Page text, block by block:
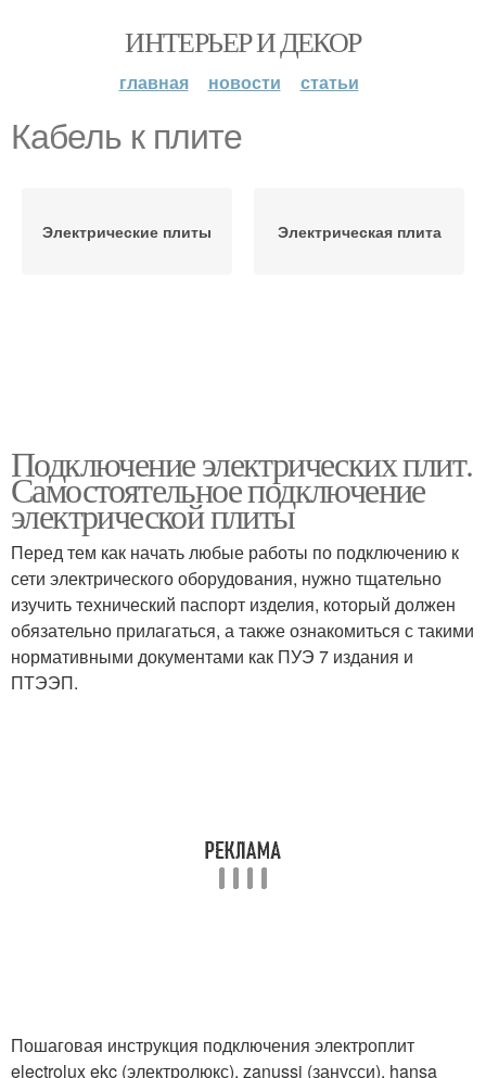
ИНТЕРЬЕР И ДЕКОР
главная новости статьи
Кабель к плите
Электрические плиты Электрическая плита
Подключение электрических плит.
Самостоятельное подключение
электрической плиты
Перед тем как начать любые работы по подключению к
сети электрического оборудования, нужно тщательно
изучить технический паспорт изделия, который должен
обязательно прилагаться, а также ознакомиться с такими
нормативными документами как ПУЭ 7 издания и
ПТЭЭП.
Пошаговая инструкция подключения электроплит
electrolux ekc (электролюкс), zanussi (занусси), hansa